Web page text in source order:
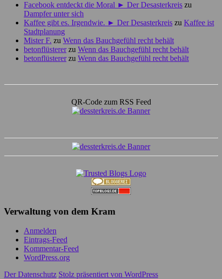
Facebook entdeckt die Moral ► Der Desasterkreis zu
Dampfer unter sich
Kaffee gibt es. Irgendwie. ► Der Desasterkreis zu Kaffee ist
Stadtplanung
Mister F. zu Wenn das Bauchgefühl recht behält
betonflüstererzu Wenn das Bauchgefühl recht behält
betonflüstererzu Wenn das Bauchgefühl recht behält
QR-Code zum RSS Feed
Verwaltung von dem Kram
Anmelden
Eintrags-Feed
Kommentar-Feed
WordPress.org
Der Datenschutz Stolz präsentiert von WordPress